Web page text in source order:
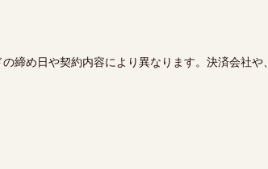
締め日や契約内容により異なります。決済会社や、